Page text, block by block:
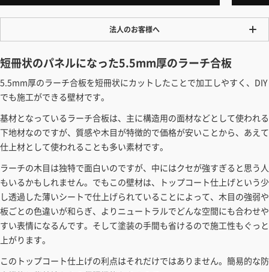
法人のお客様へ
ワンプライス販売
法人・個人様いずれも全て一律の価格で販売しております。法人/個人
事業主様には「請求書払い」も対応しています。
カートでのお見積り機能
「この商品を選ぶ」からご希望の商品をカートに入れていただき、お届
ことができます。お見積り書の出力も可能です。
見積もりガイドはこちら
短冊状のパネルになった5.5mm厚のラーチ合板
5.5mm厚のラーチ合板を短冊状にカットしたことで加工しやすく、DIY
でも施工ができる壁材です。
基材となっているラーチ合板は、主に構造用の面材などとして使われる
下地材なのですが、質感や木目が特徴的で価格が安いことから、あえて
仕上材として使われることも多い素材です。
ラーチの木目は独特で面白いのですが、中にはクセが強すぎると思う人
もいるかもしれません。でもこの壁材は、トップコート仕上げという少
し透過した薄いシートで仕上げられていることによって、木目の強弱や
板ごとの色違いが和らぎ、よりニュートラルでどんな空間にも合わせや
すい表情になるんです。そして塗装の手間も省けるので施工性もぐっと
上がります。
このトップコート仕上げの利点はそれだけではありません。簡易的な防